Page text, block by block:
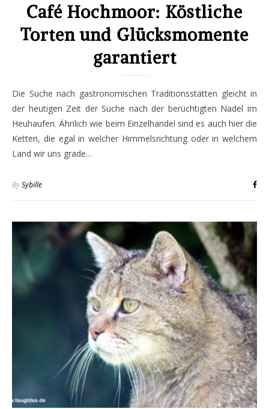
Café Hochmoor: Köstliche
Torten und Glücksmomente
garantiert
Die Suche nach gastronomischen Traditionsstätten gleicht in
der heutigen Zeit der Suche nach der berüchtigten Nadel im
Heuhaufen. Ähnlich wie beim Einzelhandel sind es auch hier die
Ketten, die egal in welcher Himmelsrichtung oder in welchem
Land wir uns grade…
BySybille